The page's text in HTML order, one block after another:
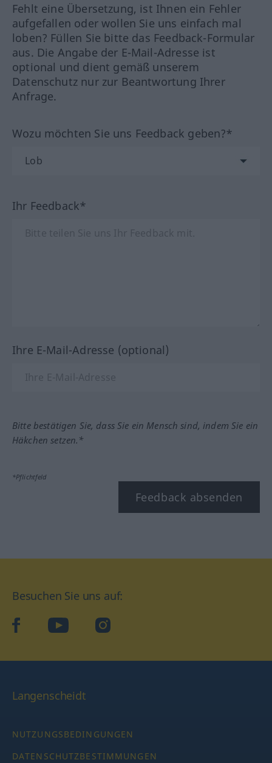
Fehlt eine Übersetzung, ist Ihnen ein Fehler
aufgefallen oder wollen Sie uns einfach mal
loben? Füllen Sie bitte das Feedback-Formular
aus. Die Angabe der E-Mail-Adresse ist
optional und dient gemäß unserem
Datenschutz nur zur Beantwortung Ihrer
Anfrage.
Wozu möchten Sie uns Feedback geben?*
Ihr Feedback*
Ihre E-Mail-Adresse (optional)
Bitte bestätigen Sie, dass Sie ein Mensch sind, indem Sie ein
Häkchen setzen.*
*Pflichtfeld
Feedback absenden
Besuchen Sie uns auf:
facebookYouTube Instagram
Langenscheidt
NUTZUNGSBEDINGUNGEN
DATENSCHUTZBESTIMMUNGEN